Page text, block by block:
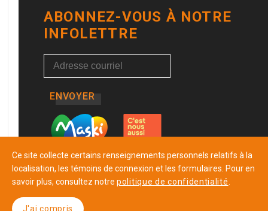
ABONNEZ-VOUS À NOTRE
INFOLETTRE
ENVOYER
Ce site collecte certains renseignements personnels relatifs à la
localisation, les témoins de connexion et les formulaires. Pour en
savoir plus, consultez notre politique de confidentialité
J'ai compris